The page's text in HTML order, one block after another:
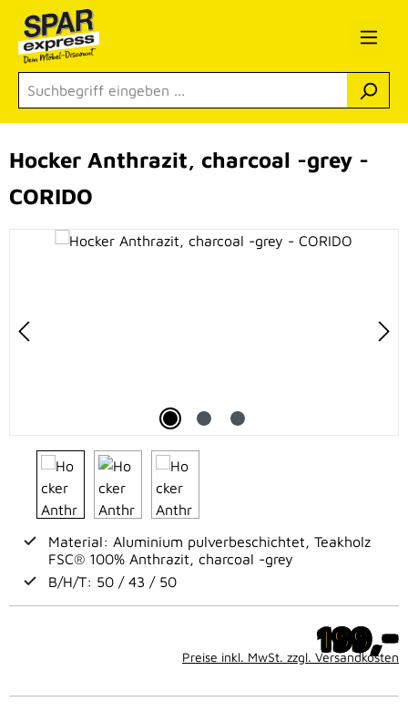
Zum Hauptinhalt springen
Bildergalerie überspringen
Hocker Anthrazit, charcoal -grey -
CORIDO
Material: Aluminium pulverbeschichtet, Teakholz
FSC® 100% Anthrazit, charcoal -grey
B/H/T: 50 / 43 / 50
199,-
Preise inkl. MwSt. zzgl. Versandkosten